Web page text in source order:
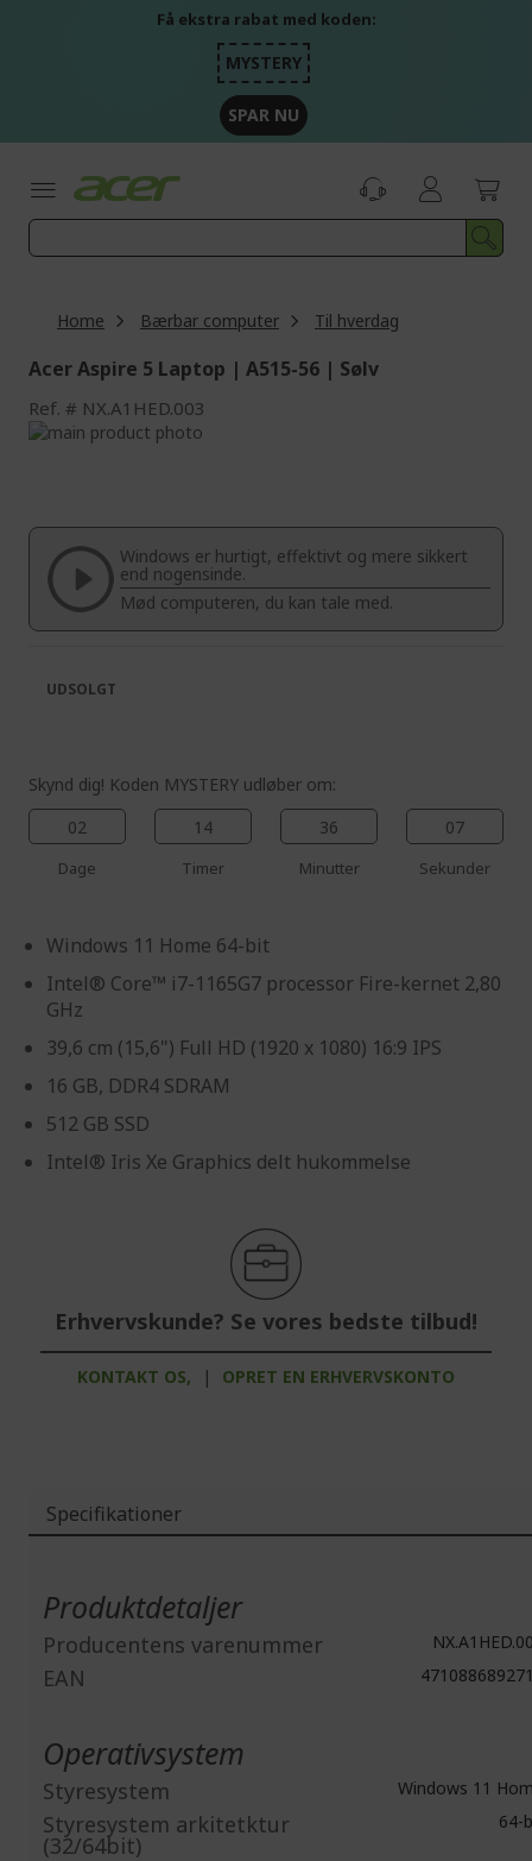
Få ekstra rabat med koden:
MYSTERY
SPAR NU
Home Bærbar computer Til hverdag
Acer Aspire 5 Laptop | A515-56 | Sølv
Ref. NX.A1HED.003
Skip
of
images
gallery
beginning
the
images
gallery
Windows er hurtigt, effektivt og mere sikkert
end nogensinde.
Mød computeren, du kan tale med.
Skynd dig! Koden MYSTERY udløber om:
02
Dage
14
Timer
36
Minutter
07
Sekunder
Windows 11 Home 64-bit
Intel® Core™ i7-1165G7 processor Fire-kernet 2,80
GHz
39,6 cm (15,6") Full HD (1920 x 1080) 16:9 IPS
16 GB, DDR4 SDRAM
512 GB SSD
Intel® Iris Xe Graphics delt hukommelse
Erhvervskunde? Se vores bedste tilbud!
KONTAKT OS, | OPRET EN ERHVERVSKONTO
UDSOLGT
Specifikationer
Produktdetaljer
Producentens varenummer
EAN
Operativsystem
Styresystem Windows 11
Styresystem arkitetktur
(32/64bit)
64-